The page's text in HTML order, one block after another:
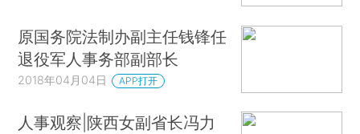
原国务院法制办副主任钱锋任
退役军人事务部副部长
2018年04月04日 APP打开
人事观察|陕西女副省长冯力